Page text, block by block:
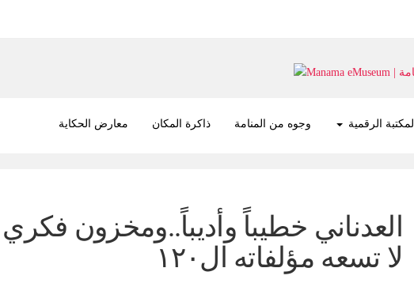
المكتبة الرقمية وجوه من المنامة ذاكرة المكان معارض الحكاية
العدناني خطيباً وأديباً..ومخزون فكري
لا تسعه مؤلفاته ال١٢٠